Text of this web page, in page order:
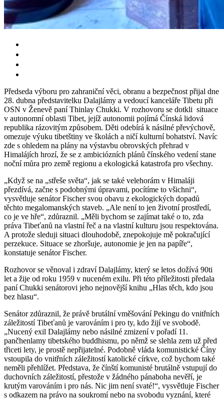
Předseda výboru pro zahraniční věci, obranu a bezpečnost přijal dne
28. dubna představitelku Dalajlámy a vedoucí kanceláře Tibetu při
OSN v Ženevě paní Thinlay Chukki. V rozhovoru se dotkli situace
v autonomní oblasti Tibet, jejíž autonomii pojímá Čínská lidová
republika rázovitým způsobem. Děti odebírá k násilné převýchově,
omezuje výuku tibetštiny ve školách a ničí kulturní bohatství. Navíc
zde s ohledem na plány na výstavbu obrovských přehrad v
Himalájích hrozí, že se z ambiciózních plánů čínského vedení stane
noční můra pro země regionu a ekologická katastrofa pro všechny.
„Když se na „střeše světa“, jak se také velehorám v Himaláji
přezdívá, začne s podobnými úpravami, pocítíme to všichni“,
vysvětluje senátor Fischer svou obavu z ekologických dopadů
těchto megalomanských staveb. „Ale není to jen životní prostředí,
co je ve hře“, zdůraznil. „Měli bychom se zajímat také o to, zda
práva Tibeťanů na vlastní řeč a na vlastní kulturu jsou respektována.
A protože sleduji situaci dlouhodobě, znepokojuje mě pokračující
perzekuce. Situace se zhoršuje, autonomie je jen na papíře“,
konstatuje senátor Fischer.
Rozhovor se věnoval i zdraví Dalajlámy, který se letos dožívá 90ti
let a žije od roku 1959 v nuceném exilu. Při této příležitosti předala
paní Chukki senátorovi jeho nejnovější knihu „Hlas těch, kdo jsou
bez hlasu“.
Senátor zdůraznil, že právě brutální vměšování Pekingu do vnitřních
záležitostí Tibeťanů je varováním i pro ty, kdo žijí ve svobodě.
„Nucený exil Dalajlámy nebo násilné zmizení v pořadí 11.
pančhenlamy tibetského buddhismu, po němž se slehla zem už před
třiceti lety, je prostě nepřijatelné. Podobně vláda komunistické Číny
vstoupila do vnitřních záležitostí katolické církve, což bychom také
neměli přehlížet. Představa, že čínští komunisté brutálně vstupují do
duchovních záležitostí, přestože v žádného pánaboha nevěří, je
krutým varováním i pro nás. Nic jim není svaté!“, vysvětluje Fischer
s odkazem na právo na soukromí nebo na svobodu vyznání, které